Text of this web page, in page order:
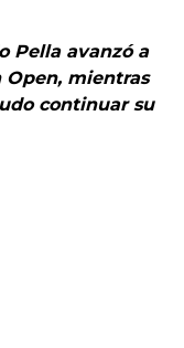
Pella avanzó a
Open, mientras
continuar su